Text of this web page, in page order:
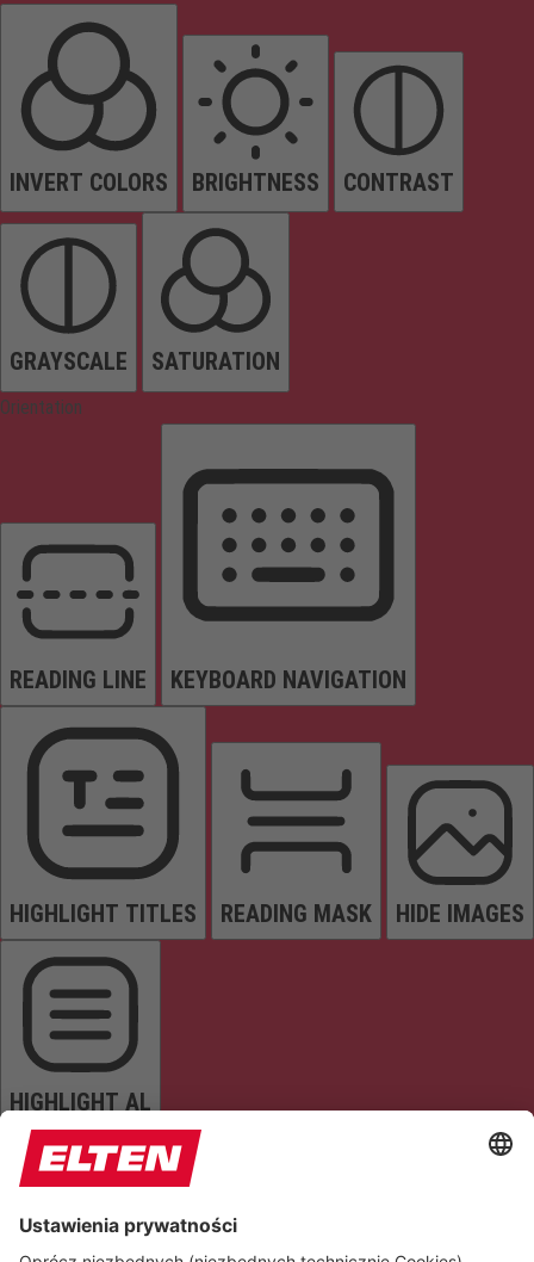
INVERT COLORS BRIGHTNESS CONTRAST
GRAYSCALE SATURATION
Orientation
READING LINE KEYBOARD NAVIGATION
HIGHLIGHT TITLES READING MASK HIDE IMAGES
HIGHLIGHT AL